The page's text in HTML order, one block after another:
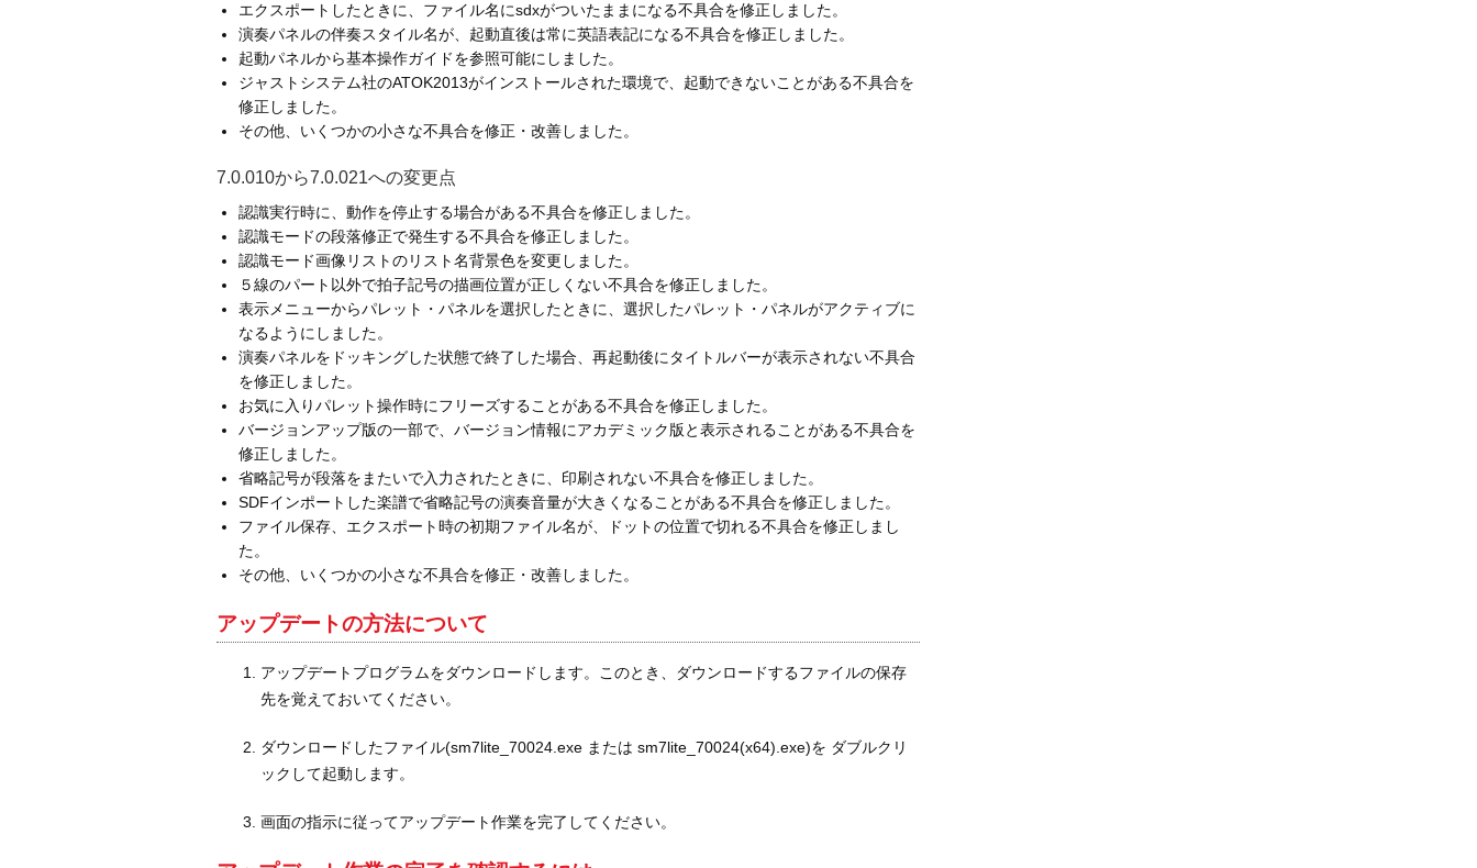
エクスポートしたときに、ファイル名にsdxがついたままになる不具合を修正しました。
演奏パネルの伴奏スタイル名が、起動直後は常に英語表記になる不具合を修正しました。
起動パネルから基本操作ガイドを参照可能にしました。
ジャストシステム社のATOK2013がインストールされた環境で、起動できないことがある不具合を
修正しました。
その他、いくつかの小さな不具合を修正・改善しました。
7.0.010から7.0.021への変更点
認識実行時に、動作を停止する場合がある不具合を修正しました。
認識モードの段落修正で発生する不具合を修正しました。
認識モード画像リストのリスト名背景色を変更しました。
５線のパート以外で拍子記号の描画位置が正しくない不具合を修正しました。
表示メニューからパレット・パネルを選択したときに、選択したパレット・パネルがアクティブに
なるようにしました。
演奏パネルをドッキングした状態で終了した場合、再起動後にタイトルバーが表示されない不具合
を修正しました。
お気に入りパレット操作時にフリーズすることがある不具合を修正しました。
バージョンアップ版の一部で、バージョン情報にアカデミック版と表示されることがある不具合を
修正しました。
省略記号が段落をまたいで入力されたときに、印刷されない不具合を修正しました。
SDFインポートした楽譜で省略記号の演奏音量が大きくなることがある不具合を修正しました。
ファイル保存、エクスポート時の初期ファイル名が、ドットの位置で切れる不具合を修正しまし
た。
その他、いくつかの小さな不具合を修正・改善しました。
アップデートの方法について
アップデートプログラムをダウンロードします。このとき、ダウンロードするファイルの保存
先を覚えておいてください。
ダウンロードしたファイル(sm7lite_70024.exe または sm7lite_70024(x64).exe)を ダブルクリ
ックして起動します。
画面の指示に従ってアップデート作業を完了してください。